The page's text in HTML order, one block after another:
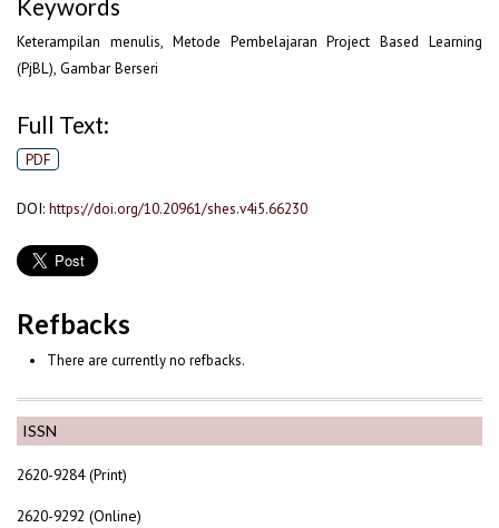
ISSN
2620-9284 (Print)
2620-9292 (Online)
Keywords
Keterampilan menulis, Metode Pembelajaran Project Based Learning
(PjBL), Gambar Berseri
Full Text:
PDF
DOI: https://doi.org/10.20961/shes.v4i5.66230
Refbacks
There are currently no refbacks.